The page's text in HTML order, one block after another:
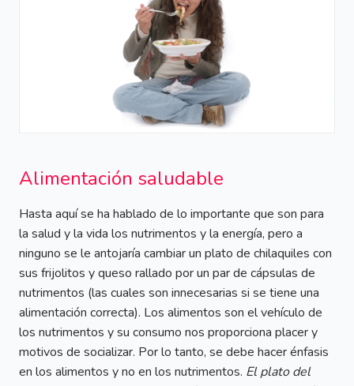
Alimentación saludable
Hasta aquí se ha hablado de lo importante que son para
la salud y la vida los nutrimentos y la energía, pero a
ninguno se le antojaría cambiar un plato de chilaquiles con
sus frijolitos y queso rallado por un par de cápsulas de
nutrimentos (las cuales son innecesarias si se tiene una
alimentación correcta). Los alimentos son el vehículo de
los nutrimentos y su consumo nos proporciona placer y
motivos de socializar. Por lo tanto, se debe hacer énfasis
en los alimentos y no en los nutrimentos. El plato del